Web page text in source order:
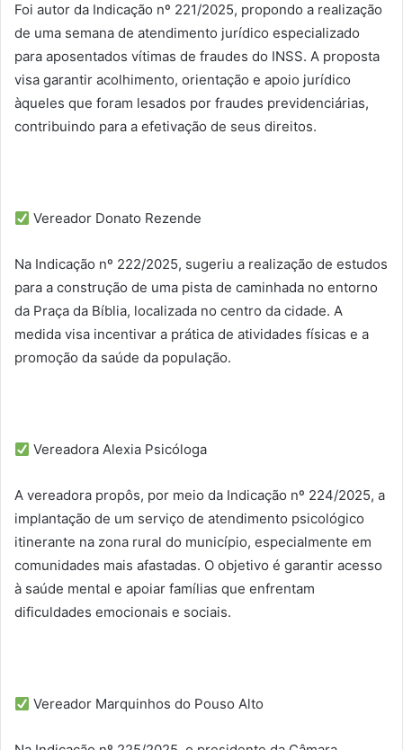
Foi autor da Indicação nº 221/2025, propondo a realização
de uma semana de atendimento jurídico especializado
para aposentados vítimas de fraudes do INSS. A proposta
visa garantir acolhimento, orientação e apoio jurídico
àqueles que foram lesados por fraudes previdenciárias,
contribuindo para a efetivação de seus direitos.
Vereador Donato Rezende
Na Indicação nº 222/2025, sugeriu a realização de estudos
para a construção de uma pista de caminhada no entorno
da Praça da Bíblia, localizada no centro da cidade. A
medida visa incentivar a prática de atividades físicas e a
promoção da saúde da população.
Vereadora Alexia Psicóloga
A vereadora propôs, por meio da Indicação nº 224/2025, a
implantação de um serviço de atendimento psicológico
itinerante na zona rural do município, especialmente em
comunidades mais afastadas. O objetivo é garantir acesso
à saúde mental e apoiar famílias que enfrentam
dificuldades emocionais e sociais.
Vereador Marquinhos do Pouso Alto